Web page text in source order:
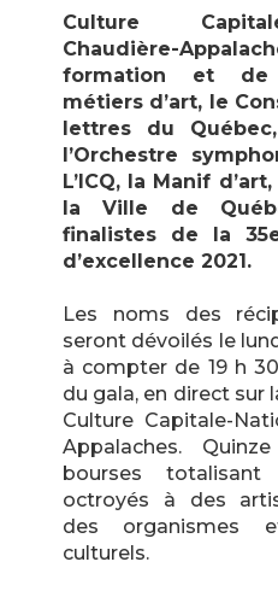
Culture
Chaudière-
formation et de
métiers d’art, le
lettres du
l’Orchestre
L’ICQ, la Manif
la Ville de
finalistes de la
d’excellence 2021.
Les noms des
seront dévoilés le
à compter de 19 h
du gala, en direct sur
Culture Capitale-
Appalaches.
bourses
octroyés à des
des organismes
culturels.